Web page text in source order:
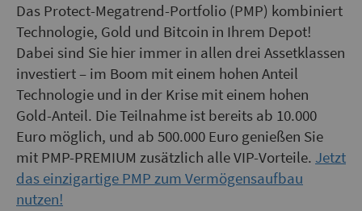
Das Protect-Megatrend-Portfolio (PMP) kombiniert
Technologie, Gold und Bitcoin in Ihrem Depot!
Dabei sind Sie hier immer in allen drei Assetklassen
investiert – im Boom mit einem hohen Anteil
Technologie und in der Krise mit einem hohen
Gold-Anteil. Die Teilnahme ist bereits ab 10.000
Euro möglich, und ab 500.000 Euro genießen Sie
mit PMP-PREMIUM zusätzlich alle VIP-Vorteile. Jetzt
das einzigartige PMP zum Vermögensaufbau
nutzen!